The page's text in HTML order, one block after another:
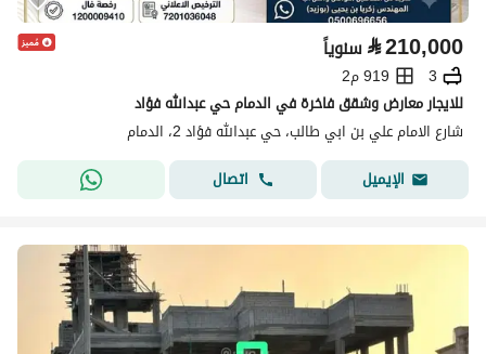
⃁210,000 سنوياً
3
919 م2
للايجار معارض وشقق فاخرة في الدمام حي عبدالله فؤاد
شارع الامام علي بن ابي طالب، حي عبدالله فؤاد 2، الدمام
الإيميل
اتصال